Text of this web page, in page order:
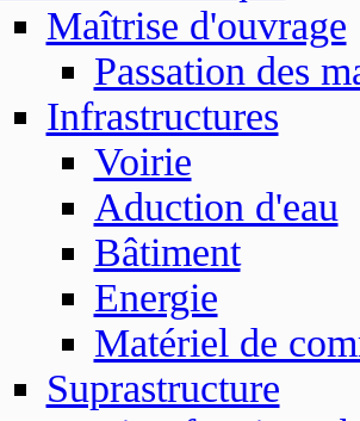
Maîtrise d'ouvrage
Passation des
Infrastructures
Voirie
Aduction d'eau
Bâtiment
Energie
Matériel de
Suprastructure